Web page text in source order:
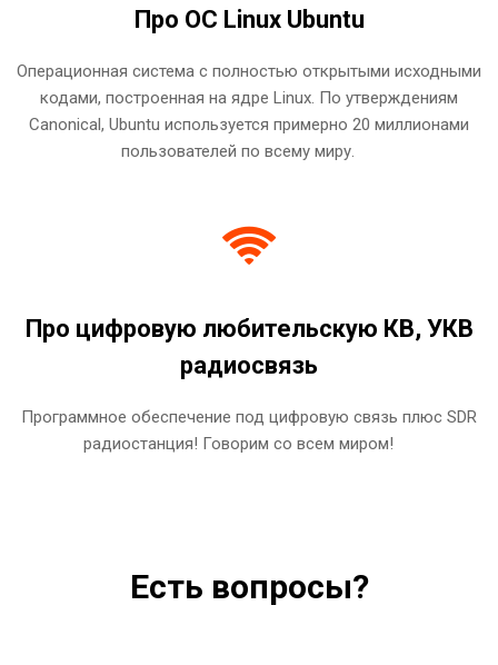
Про ОС Linux Ubuntu
Операционная система с полностью открытыми исходными
кодами, построенная на ядре Linux. По утверждениям
Canonical, Ubuntu используется примерно 20 миллионами
пользователей по всему миру.
Про цифровую любительскую КВ, УКВ
радиосвязь
Программное обеспечение под цифровую связь плюс SDR
радиостанция! Говорим со всем миром!
Есть вопросы?